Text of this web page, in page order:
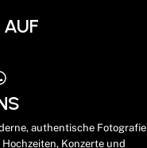
authentische Fotografie
Konzerte und